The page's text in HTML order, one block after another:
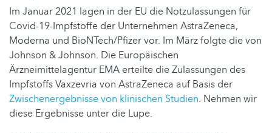
Im Januar 2021 lagen in der EU die Notzulassungen für
Covid-19-Impfstoffe der Unternehmen AstraZeneca,
Moderna und BioNTech/Pfizer vor. Im März folgte die von
Johnson & Johnson. Die Europäischen
Ärzneimittelagentur EMA erteilte die Zulassungen des
Impfstoffs Vaxzevria von AstraZeneca auf Basis der
Zwischenergebnisse von klinischen Studien. Nehmen wir
diese Ergebnisse unter die Lupe.